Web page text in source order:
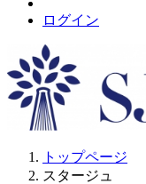
ログイン
トップページ
スタージュ